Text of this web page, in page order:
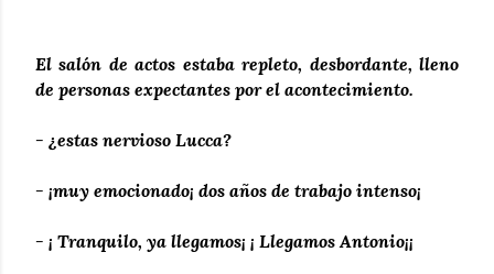
El salón de actos estaba repleto, desbordante, lleno
de personas expectantes por el acontecimiento.
- ¿estas nervioso Lucca?
- ¡muy emocionado¡ dos años de trabajo intenso¡
- ¡ Tranquilo, ya llegamos¡ ¡ Llegamos Antonio¡¡